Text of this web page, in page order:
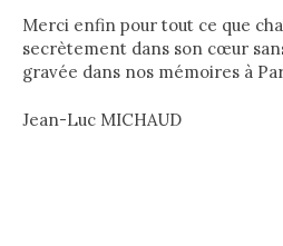
Merci enfin pour tout ce que
secrètement dans son cœur
gravée dans nos mémoires à
Jean-Luc MICHAUD